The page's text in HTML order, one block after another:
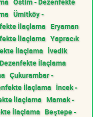
Ümitköy -
İlaçlama Eryaman
İlaçlama Yapracık
İlaçlama İvedik
İlaçlama
Çukurambar -
İlaçlama İncek -
İlaçlama Mamak -
İlaçlama Beştepe -